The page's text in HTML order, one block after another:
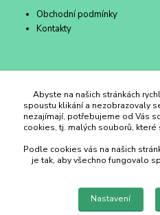
Obchodní podmínky
Kontakty
Duhový Ateliér Kroměříž
+420 734 258 002
duhovyatelier@email.cz
Abyste na našich stránkách
spoustu klikání a nezobrazovaly
nezajímají, potřebujeme od Vás
cookies, tj. malých souborů,
Podle cookies vás na našich
je tak, aby všechno fungovalo
Nastavení